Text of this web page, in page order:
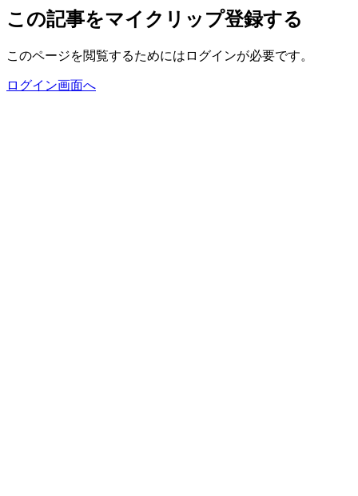
この記事をマイクリップ登録する
このページを閲覧するためにはログインが必要です。
ログイン画面へ